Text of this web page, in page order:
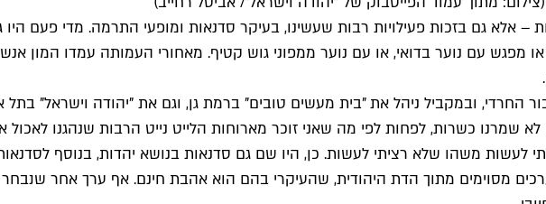
אלא גם בזכות פעילויות רבות שעשינו, בעיקר סדנאות ומופעי התרמה. מדי פעם היו
מפגש עם נוער בדואי, או עם נוער ממפוני גוש קטיף. מאחורי העמותה עמדו המון
החרדי, ובמקביל ניהל את "בית מעשים טובים" ברמת גן, וגם את "יהודה וישראל" בתל
שמרנו כשרות, לפחות לפי מה שאני זוכר מארוחות הלייט נייט הרבות שנהגנו
לעשות משהו שלא רציתי לעשות. כן, היו שם גם סדנאות בנושא יהדות, בנוסף
מסוימים מתוך הדת היהודית, שהעיקרי בהם הוא אהבת חינם. אף ערך אחר שנבחר